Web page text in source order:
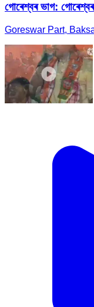
গোৰেশ্বৰ ভাগ:
Goreswar Part,